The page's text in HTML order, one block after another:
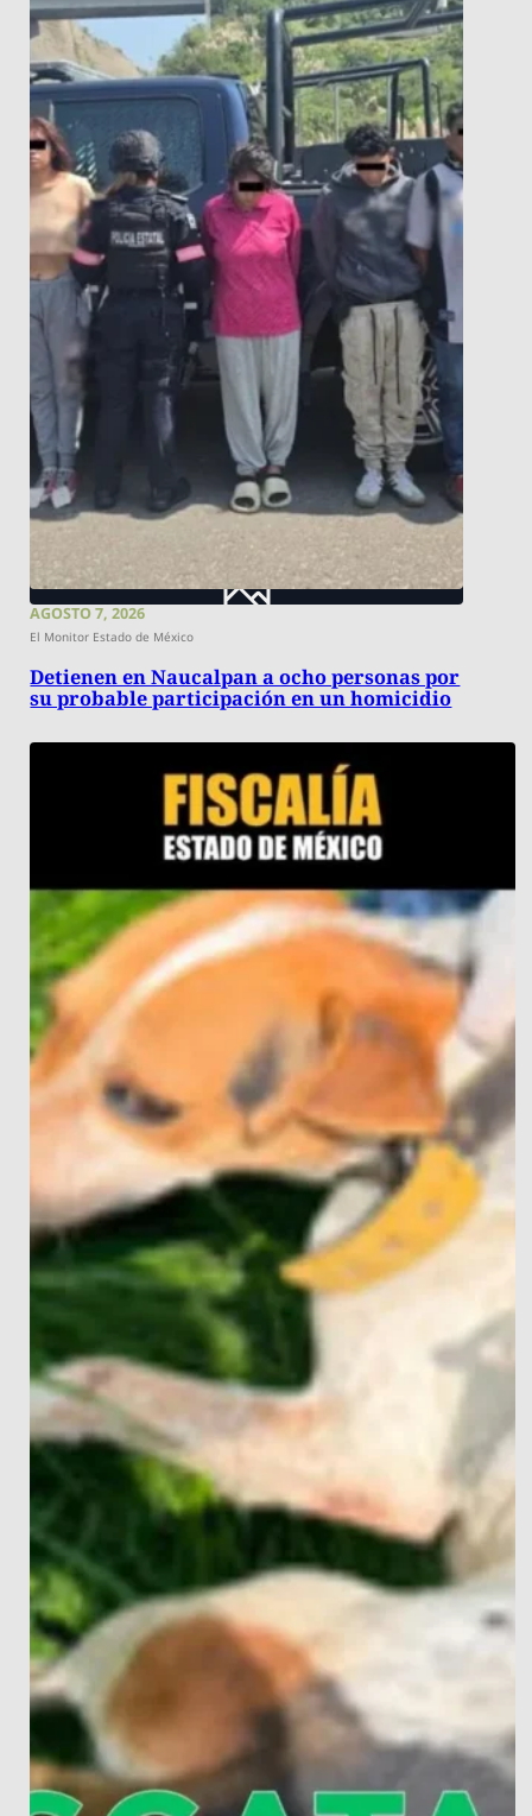
AGOSTO 7, 2026
El Monitor Estado de México
Detienen en Naucalpan a ocho personas por
su probable participación en un homicidio